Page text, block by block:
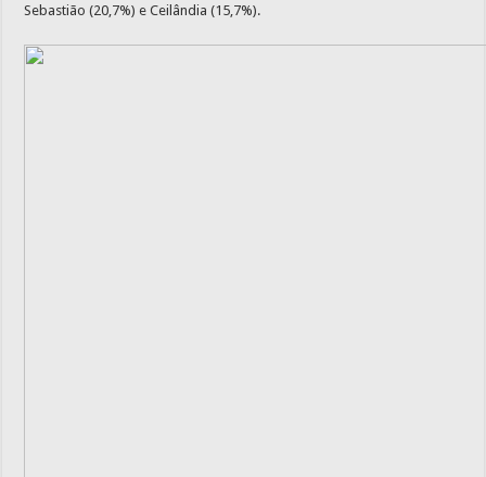
Sebastião (20,7%) e Ceilândia (15,7%).